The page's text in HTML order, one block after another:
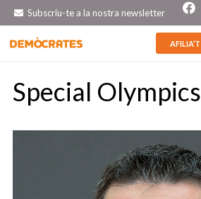
Subscriu-te a la nostra newsletter
AFILIA’T
Special Olympics